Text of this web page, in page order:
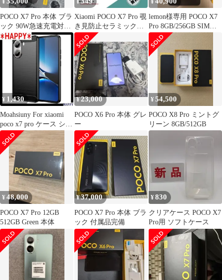
¥
POCO X7 Pro 本体 ブラ
ック 90W急速充電対応
※グローバル版
¥
Xiaomi POCO X7 Pro 覗
き見防止セラミックフ
ィルムb
¥
lemon様専用 POCO X7
Pro 8GB/256GB SIMフ
リー
¥ 1,430
Moahsiuny For xiaomi
poco x7 pro ケース シャ
オミ poco x7 pro ソフト
ケース 保護カバー 指紋
防止 耐衝撃 TPUシリコ
ーン素材 ブラック 2027
¥23,000
POCO X6 Pro 本体 グレ
ー
¥54,500
POCO X8 Pro ミントグ
リーン 8GB/512GB
¥48,000
POCO X7 Pro 12GB
512GB Green 本体
¥37,000
POCO X7 Pro 本体 ブラ
ック 付属品完備
¥830
クリアケース POCO X7
Pro用 ソフトケース